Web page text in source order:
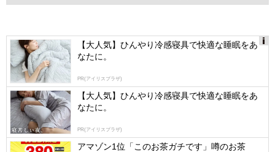
【大人気】ひんやり冷感寝具で快適な睡眠をあ
なたに。
PR(アイリスプラザ)
【大人気】ひんやり冷感寝具で快適な睡眠をあ
なたに。
PR(アイリスプラザ)
アマゾン1位「このお茶ガチです」噂のお茶